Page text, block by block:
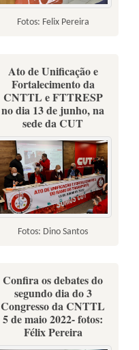
Fotos: Felix Pereira
Ato de Unificação e
Fortalecimento da
CNTTL e FTTRESP
no dia 13 de junho, na
sede da CUT
Fotos: Dino Santos
Confira os debates do
segundo dia do 3
Congresso da CNTTL
5 de maio 2022- fotos:
Félix Pereira